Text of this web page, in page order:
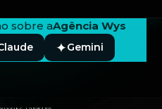
sobre aAgência Wys
Gemini